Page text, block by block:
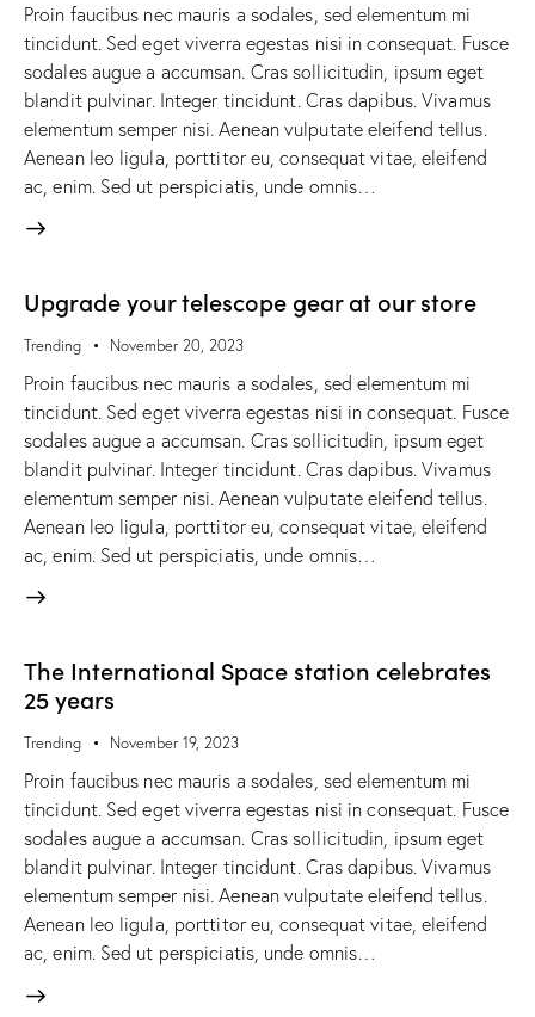
Proin faucibus nec mauris a sodales, sed elementum mi
tincidunt. Sed eget viverra egestas nisi in consequat. Fusce
sodales augue a accumsan. Cras sollicitudin, ipsum eget
blandit pulvinar. Integer tincidunt. Cras dapibus. Vivamus
elementum semper nisi. Aenean vulputate eleifend tellus.
Aenean leo ligula, porttitor eu, consequat vitae, eleifend
ac, enim. Sed ut perspiciatis, unde omnis…
Upgrade your telescope gear at our store
Trending November 20, 2023
Proin faucibus nec mauris a sodales, sed elementum mi
tincidunt. Sed eget viverra egestas nisi in consequat. Fusce
sodales augue a accumsan. Cras sollicitudin, ipsum eget
blandit pulvinar. Integer tincidunt. Cras dapibus. Vivamus
elementum semper nisi. Aenean vulputate eleifend tellus.
Aenean leo ligula, porttitor eu, consequat vitae, eleifend
ac, enim. Sed ut perspiciatis, unde omnis…
The International Space station celebrates
25 years
Trending November 19, 2023
Proin faucibus nec mauris a sodales, sed elementum mi
tincidunt. Sed eget viverra egestas nisi in consequat. Fusce
sodales augue a accumsan. Cras sollicitudin, ipsum eget
blandit pulvinar. Integer tincidunt. Cras dapibus. Vivamus
elementum semper nisi. Aenean vulputate eleifend tellus.
Aenean leo ligula, porttitor eu, consequat vitae, eleifend
ac, enim. Sed ut perspiciatis, unde omnis…